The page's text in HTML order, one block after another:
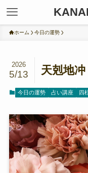
ホーム 今日の運勢
天剋地冲
2026
5/13
今日の運勢 占い講座 四